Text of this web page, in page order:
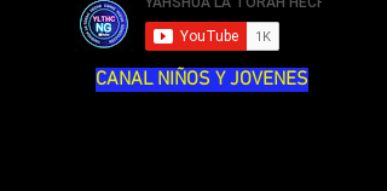
CANAL NIÑOS Y JOVENES